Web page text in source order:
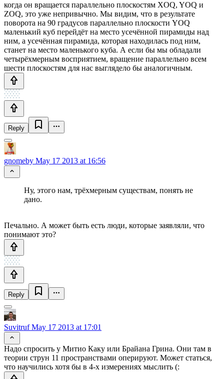
когда он вращается параллельно плоскостям XOQ, YOQ и
ZOQ, это уже непривычно. Мы видим, что в результате
поворота на 90 градусов параллельно плоскости YOQ
маленький куб перейдёт на место усечённой пирамиды над
ним, а усечённая пирамида, которая находилась под ним,
станет на место маленького куба. А если бы мы обладали
четырёхмерным восприятием, вращение параллельно всем
шести плоскостям для нас выглядело бы аналогичным.
Reply
gnomeby May 17 2013 at 16:56
Ну, этого нам, трёхмерным существам, понять не
дано.
Печально. А может быть есть люди, которые заявляли, что
понимают это?
Reply
SuvitrufMay 17 2013 at 17:01
Надо спросить у Митио Каку или Брайана Грина. Они там в
теории струн 11 пространствами оперируют. Может статься,
что научились хотя бы в 4-х измерениях мыслить (: